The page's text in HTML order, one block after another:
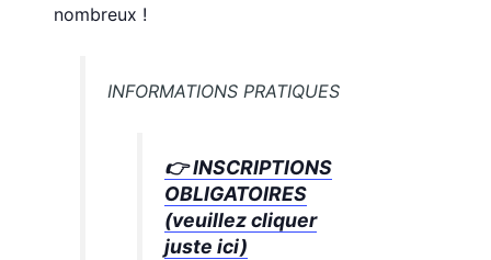
nombreux !
INFORMATIONS PRATIQUES
👉 INSCRIPTIONS
OBLIGATOIRES
(veuillez cliquer
juste ici)